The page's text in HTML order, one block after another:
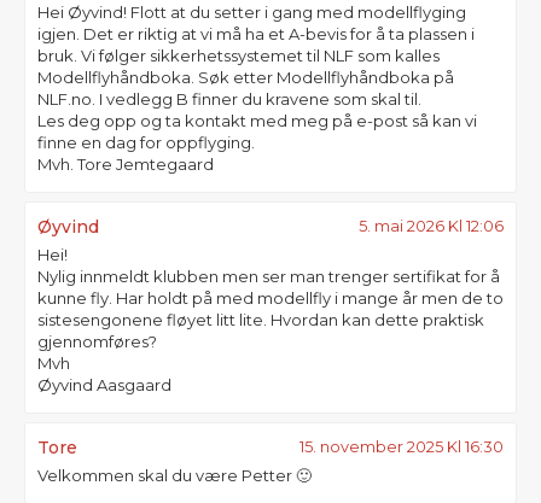
Hei Øyvind! Flott at du setter i gang med modellflyging
igjen. Det er riktig at vi må ha et A-bevis for å ta plassen i
bruk. Vi følger sikkerhetssystemet til NLF som kalles
Modellflyhåndboka. Søk etter Modellflyhåndboka på
NLF.no. I vedlegg B finner du kravene som skal til.
Les deg opp og ta kontakt med meg på e-post så kan vi
finne en dag for oppflyging.
Mvh. Tore Jemtegaard
Øyvind 5. mai 2026 Kl 12:06
Hei!
Nylig innmeldt klubben men ser man trenger sertifikat for å
kunne fly. Har holdt på med modellfly i mange år men de to
sistesengonene fløyet litt lite. Hvordan kan dette praktisk
gjennomføres?
Mvh
Øyvind Aasgaard
Tore 15. november 2025 Kl 16:30
Velkommen skal du være Petter 🙂